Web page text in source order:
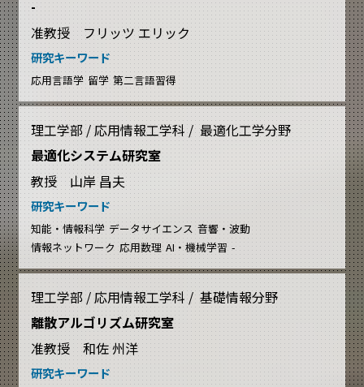
-
准教授 フリッツ エリック
研究キーワード
応用言語学 留学 第二言語習得
理工学部 / 応用情報工学科 / 最適化工学分野
最適化システム研究室
教授 山岸 昌夫
研究キーワード
知能・情報科学 データサイエンス 音響・波動
情報ネットワーク 応用数理 AI・機械学習 -
理工学部 / 応用情報工学科 / 基礎情報分野
離散アルゴリズム研究室
准教授 和佐 州洋
研究キーワード